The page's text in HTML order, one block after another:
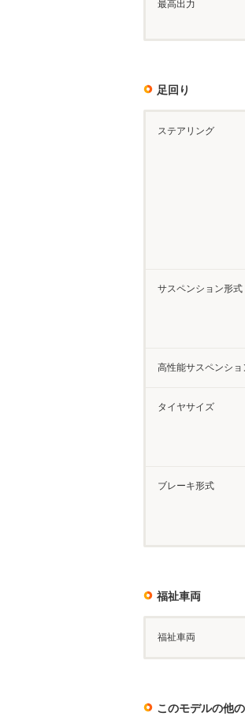
最高出力
足回り
ステアリング
サスペンション形式
高性能サスペンショ
タイヤサイズ
ブレーキ形式
福祉車両
福祉車両
このモデルの他